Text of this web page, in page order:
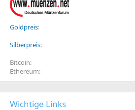
Goldpreis
Silberpreis
Bitcoin
Ethereum
Wichtige Links